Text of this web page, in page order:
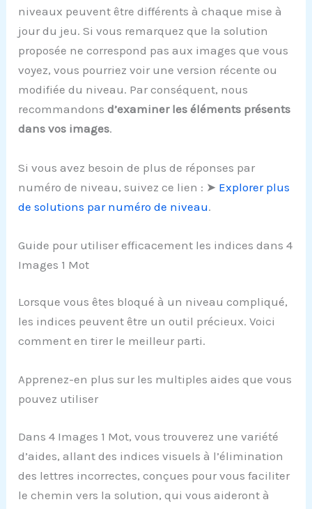
niveaux peuvent être différents à chaque mise à
jour du jeu. Si vous remarquez que la solution
proposée ne correspond pas aux images que vous
voyez, vous pourriez voir une version récente ou
modifiée du niveau. Par conséquent, nous
recommandonsd’examiner les éléments présents
dans vos images.
Si vous avez besoin de plus de réponses par
numéro de niveau, suivez ce lien : ➤ Explorer plus
de solutions par numéro de niveau.
Guide pour utiliser efficacement les indices dans 4
Images 1 Mot
Lorsque vous êtes bloqué à un niveau compliqué,
les indices peuvent être un outil précieux. Voici
comment en tirer le meilleur parti.
Apprenez-en plus sur les multiples aides que vous
pouvez utiliser
Dans 4 Images 1 Mot, vous trouverez une variété
d’aides, allant des indices visuels à l’élimination
des lettres incorrectes, conçues pour vous faciliter
le chemin vers la solution, qui vous aideront à